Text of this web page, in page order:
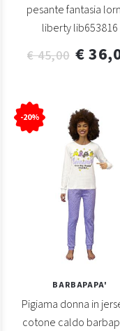
pesante fantasia
liberty lib653816
€ 45,00 €
-20%
BARBAPAPA'
Pigiama donna in
cotone caldo